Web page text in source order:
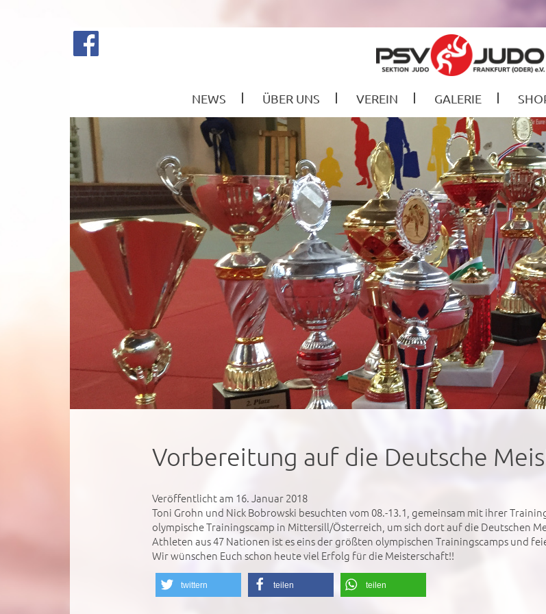
NEWS ÜBER UNS VEREIN GALERIE
Vorbereitung auf die Deutsche
Veröffentlicht am 16. Januar 2018
Toni Grohn und Nick Bobrowski besuchten vom 08.-13.1, gemeinsam mit ihrer
olympische Trainingscamp in Mittersill/Österreich, um sich dort auf die Deutschen
Athleten aus 47 Nationen ist es eins der größten olympischen Trainingscamps und
Wir wünschen Euch schon heute viel Erfolg für die Meisterschaft!!
twittern teilen teilen